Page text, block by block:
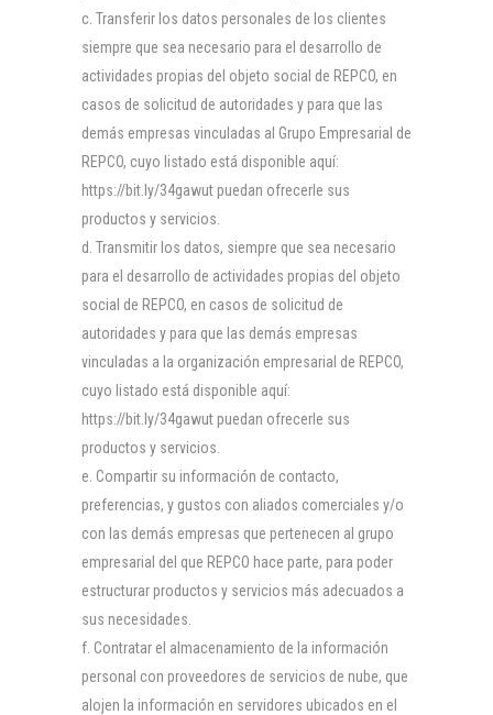
Transferir los datos personales de los clientes
siempre que sea necesario para el desarrollo de
actividades propias del objeto social de REPCO, en
casos de solicitud de autoridades y para que las
demás empresas vinculadas al Grupo Empresarial de
REPCO, cuyo listado está disponible aquí:
https://bit.ly/34gawut puedan ofrecerle sus
productos y servicios.
Transmitir los datos, siempre que sea necesario
para el desarrollo de actividades propias del objeto
social de REPCO, en casos de solicitud de
autoridades y para que las demás empresas
vinculadas a la organización empresarial de REPCO,
cuyo listado está disponible aquí:
https://bit.ly/34gawut puedan ofrecerle sus
productos y servicios.
Compartir su información de contacto,
preferencias, y gustos con aliados comerciales y/o
con las demás empresas que pertenecen al grupo
empresarial del que REPCO hace parte, para poder
estructurar productos y servicios más adecuados a
sus necesidades.
Contratar el almacenamiento de la información
personal con proveedores de servicios de nube, que
alojen la información en servidores ubicados en el